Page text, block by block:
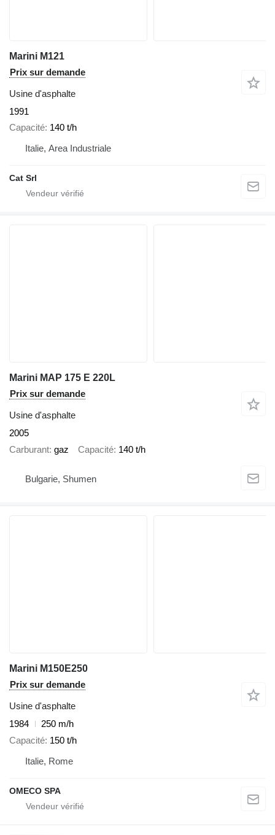
Marini M121
Prix sur demande
Usine d'asphalte
1991
Capacité 140 t/h
Italie, Area Industriale
Cat Srl
Marini MAP 175 E 220L
Prix sur demande
Usine d'asphalte
2005
Carburant gaz Capacité 140 t/h
Bulgarie, Shumen
Marini M150E250
Prix sur demande
Usine d'asphalte
1984
250 m/h
Capacité 150 t/h
Italie, Rome
OMECO SPA